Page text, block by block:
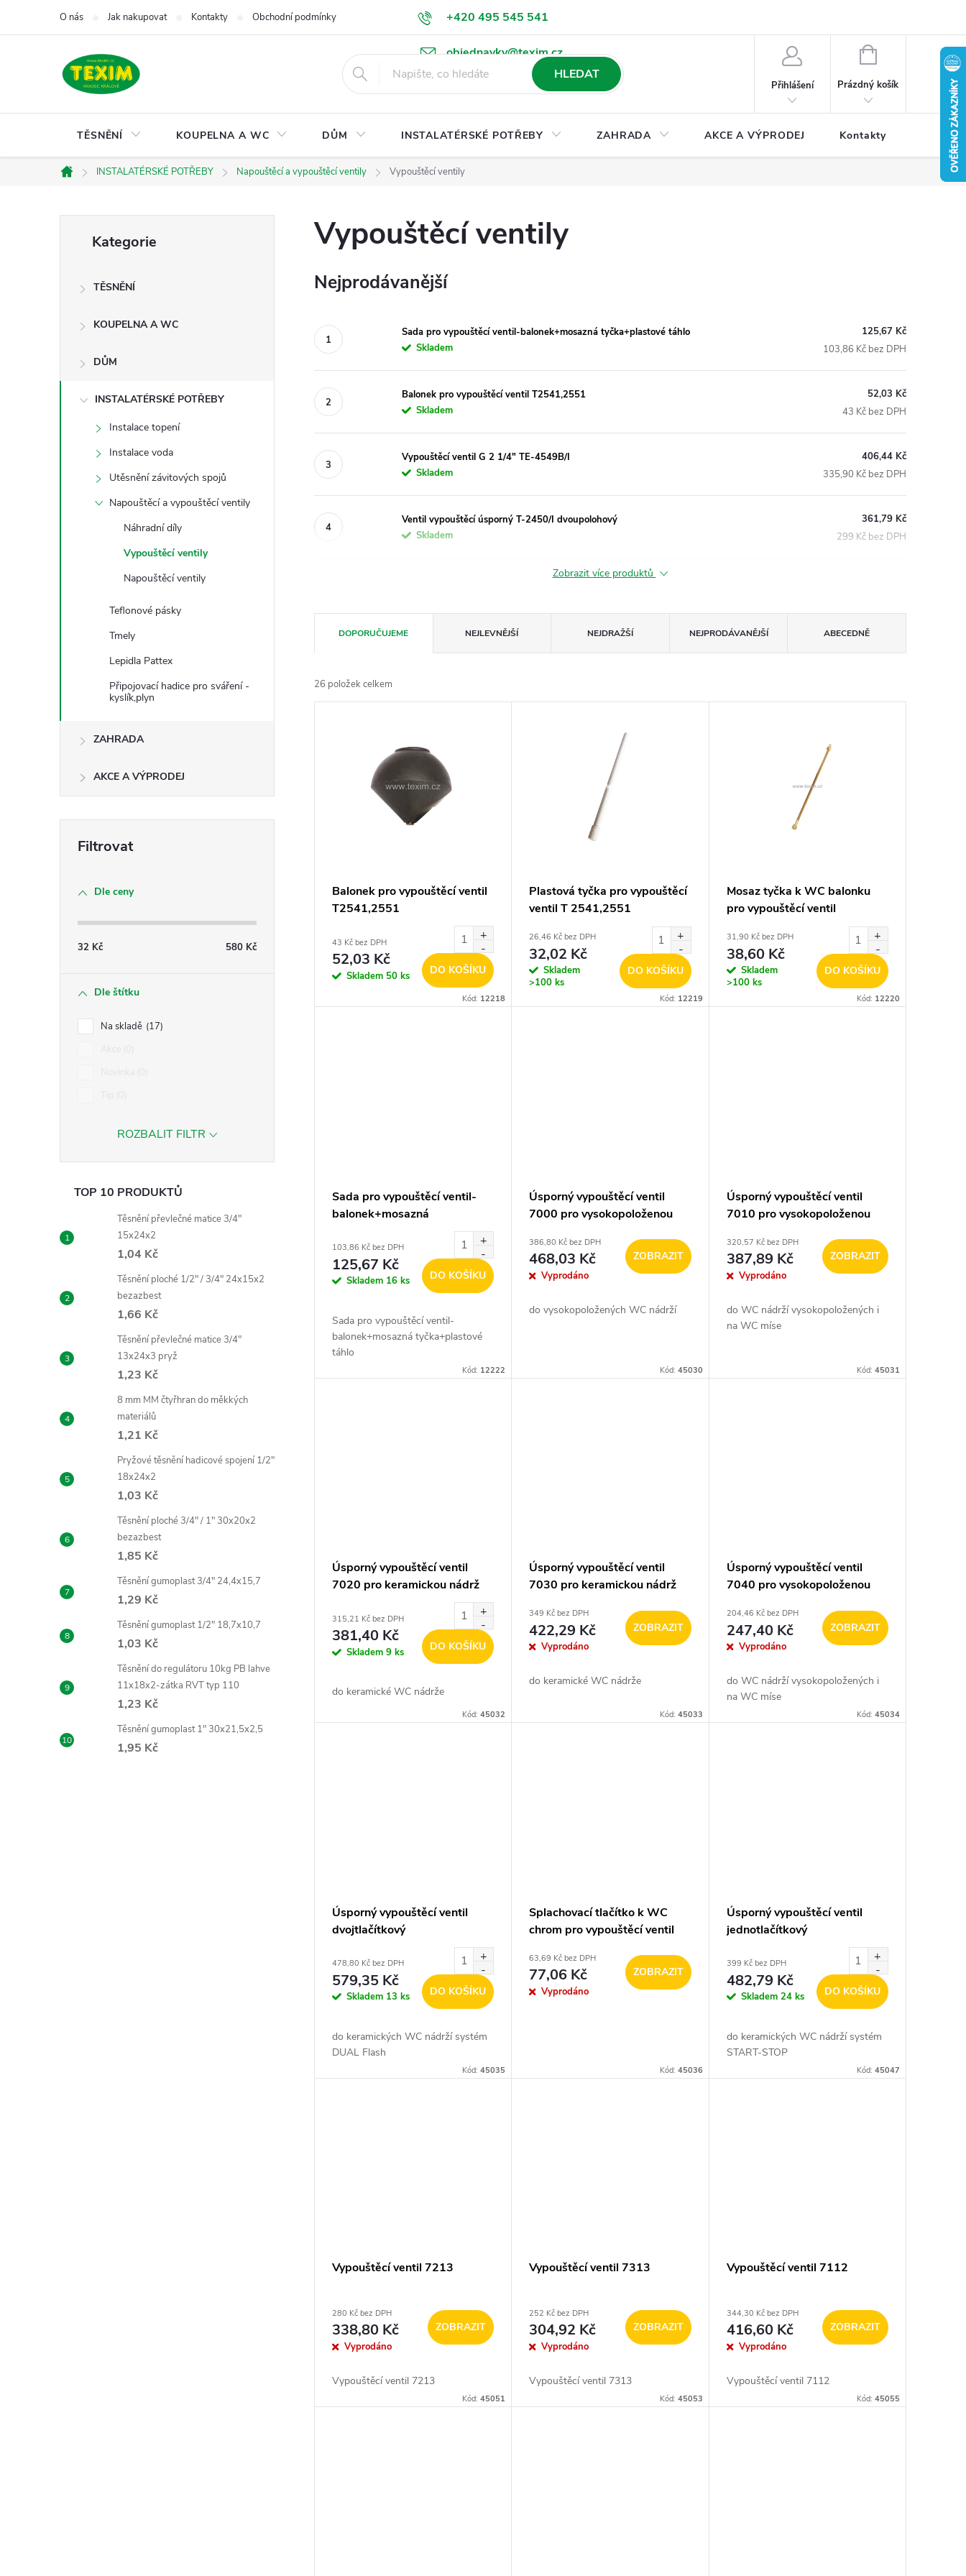
+420 495 545 541
objednavky@texim.cz
O nás Jak nakupovat Kontakty Obchodní podmínky Podmínky ochrany osobních údajů Ke stažení
HLEDAT
Přihlášení
NÁKUPNÍ
Prázdný košík
TĚSNĚNÍ KOUPELNA A WC DŮM INSTALATÉRSKÉ POTŘEBY ZAHRADA AKCE A VÝPRODEJ Kontakty
Domů
INSTALATÉRSKÉ POTŘEBY Napouštěcí a vypouštěcí ventily Vypouštěcí ventily
r
kategorieKategorie
TĚSNĚNÍ
KOUPELNA A WC
DŮM
INSTALATÉRSKÉ POTŘEBY
Instalace topení
Instalace voda
Utěsnění závitových spojů
Napouštěcí a vypouštěcí ventily
Náhradní díly
Vypouštěcí ventily
Napouštěcí ventily
Teflonové pásky
Tmely
Lepidla Pattex
Připojovací hadice pro sváření -
kyslík,plyn
ZAHRADA
AKCE A VÝPRODEJ
Dle ceny
32 Kč 580 Kč
Dle štítku
Na skladě 17
ROZBALIT FILTR
TOP 10 PRODUKTŮ
Těsnění převlečné matice 3/4"
15x24x2
1,04 Kč
Těsnění ploché 1/2" / 3/4" 24x15x2
bezazbest
1,66 Kč
Těsnění převlečné matice 3/4"
13x24x3 pryž
1,23 Kč
8 mm MM čtyřhran do měkkých
materiálů
1,21 Kč
Pryžové těsnění hadicové spojení 1/2"
18x24x2
1,03 Kč
Těsnění ploché 3/4" / 1" 30x20x2
bezazbest
1,85 Kč
Těsnění gumoplast 3/4" 24,4x15,7
1,29 Kč
Těsnění gumoplast 1/2" 18,7x10,7
1,03 Kč
Těsnění do regulátoru 10kg PB lahve
11x18x2-zátka RVT typ 110
1,23 Kč
Těsnění gumoplast 1" 30x21,5x2,5
1,95 Kč
Vypouštěcí ventily
Nejprodávanější
Sada pro vypouštěcí ventil-balonek+mosazná tyčka+plastové táhlo
Skladem
125,67 Kč
103,86 Kč bez DPH
Balonek pro vypouštěcí ventil T2541,2551
Skladem
52,03 Kč
43 Kč bez DPH
Vypouštěcí ventil G 2 1/4" TE-4549B/I
Skladem
406,44 Kč
335,90 Kč bez DPH
Ventil vypouštěcí úsporný T-2450/I dvoupolohový
Skladem
361,79 Kč
299 Kč bez DPH
Zobrazit více produktů
a
z
DOPORUČUJEME NEJLEVNĚJŠÍ NEJDRAŽŠÍ NEJPRODÁVANĚJŠÍ ABECEDNĚ
26 položek celkem
d
Balonek pro vypouštěcí ventil
T2541,2551
43 Kč bez DPH
52,03 Kč
Skladem 50 ks DO KOŠÍKU
Kód: 12218
Plastová tyčka pro vypouštěcí
ventil T 2541,2551
26,46 Kč bez DPH
32,02 Kč
Skladem
>100 ks
DO KOŠÍKU
Kód: 12219
Mosaz tyčka k WC balonku
pro vypouštěcí ventil
31,90 Kč bez DPH
38,60 Kč
Skladem
>100 ks
DO KOŠÍKU
Kód: 12220
Sada pro vypouštěcí ventil-
balonek+mosazná
103,86 Kč bez DPH
125,67 Kč
Skladem 16 ks DO KOŠÍKU
Sada pro vypouštěcí ventil-
balonek+mosazná tyčka+plastové
táhlo
Kód: 12222
Úsporný vypouštěcí ventil
7000 pro vysokopoloženou
386,80 Kč bez DPH
468,03 Kč
Vyprodáno
ZOBRAZIT
do vysokopoložených WC nádrží
Kód: 45030
Úsporný vypouštěcí ventil
7010 pro vysokopoloženou
320,57 Kč bez DPH
387,89 Kč
Vyprodáno
ZOBRAZIT
do WC nádrží vysokopoložených i
na WC míse
Kód: 45031
Úsporný vypouštěcí ventil
7020 pro keramickou nádrž
315,21 Kč bez DPH
381,40 Kč
Skladem 9 ks DO KOŠÍKU
do keramické WC nádrže
Kód:45032
Úsporný vypouštěcí ventil
7030 pro keramickou nádrž
349 Kč bez DPH
422,29 Kč
Vyprodáno
ZOBRAZIT
do keramické WC nádrže
Kód: 45033
Úsporný vypouštěcí ventil
7040 pro vysokopoloženou
204,46 Kč bez DPH
247,40 Kč
Vyprodáno
ZOBRAZIT
do WC nádrží vysokopoložených i
na WC míse
Kód: 45034
Úsporný vypouštěcí ventil
dvojtlačítkový
478,80 Kč bez DPH
579,35 Kč
Skladem 13 ks DO KOŠÍKU
do keramických WC nádrží systém
DUAL Flash
Kód:45035
Splachovací tlačítko k WC
chrom pro vypouštěcí ventil
63,69 Kč bez DPH
77,06 Kč
Vyprodáno
ZOBRAZIT
Kód: 45036
Úsporný vypouštěcí ventil
jednotlačítkový
399 Kč bez DPH
482,79 Kč
Skladem 24 ks DO KOŠÍKU
do keramických WC nádrží systém
START-STOP
Kód: 45047
Vypouštěcí ventil 7213
280 Kč bez DPH
338,80 Kč
Vyprodáno
ZOBRAZIT
Vypouštěcí ventil 7213
Kód:45051
Vypouštěcí ventil 7313
252 Kč bez DPH
304,92 Kč
Vyprodáno
ZOBRAZIT
Vypouštěcí ventil 7313
Kód: 45053
Vypouštěcí ventil 7112
344,30 Kč bez DPH
416,60 Kč
Vyprodáno
ZOBRAZIT
Vypouštěcí ventil 7112
Kód: 45055